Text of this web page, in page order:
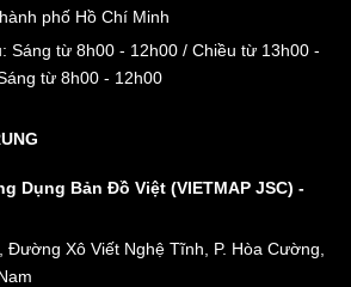
phố Hồ Chí Minh
Sáng từ 8h00 - 12h00 / Chiều từ 13h00 -
từ 8h00 - 12h00
Dụng Bản Đồ Việt (VIETMAP JSC) -
Xô Viết Nghệ Tĩnh, P. Hòa Cường,